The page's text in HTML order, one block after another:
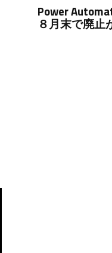
Power
８月末で廃止